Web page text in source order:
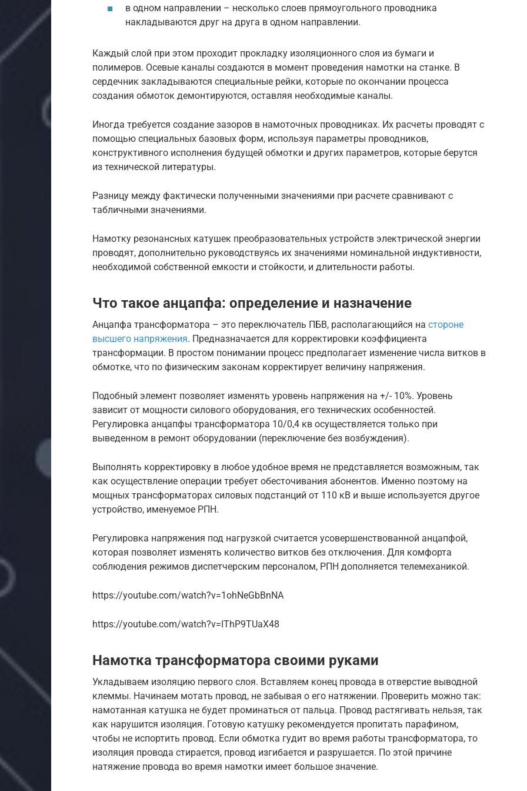
в одном направлении – несколько слоев прямоугольного проводника
накладываются друг на друга в одном направлении.
Каждый слой при этом проходит прокладку изоляционного слоя из бумаги и
полимеров. Осевые каналы создаются в момент проведения намотки на станке. В
сердечник закладываются специальные рейки, которые по окончании процесса
создания обмоток демонтируются, оставляя необходимые каналы.
Иногда требуется создание зазоров в намоточных проводниках. Их расчеты проводят с
помощью специальных базовых форм, используя параметры проводников,
конструктивного исполнения будущей обмотки и других параметров, которые берутся
из технической литературы.
Разницу между фактически полученными значениями при расчете сравнивают с
табличными значениями.
Намотку резонансных катушек преобразовательных устройств электрической энергии
проводят, дополнительно руководствуясь их значениями номинальной индуктивности,
необходимой собственной емкости и стойкости, и длительности работы.
Что такое анцапфа: определение и назначение
Анцапфа трансформатора – это переключатель ПБВ, располагающийся на стороне
высшего напряжения. Предназначается для корректировки коэффициента
трансформации. В простом понимании процесс предполагает изменение числа витков в
обмотке, что по физическим законам корректирует величину напряжения.
Подобный элемент позволяет изменять уровень напряжения на +/- 10%. Уровень
зависит от мощности силового оборудования, его технических особенностей.
Регулировка анцапфы трансформатора 10/0,4 кв осуществляется только при
выведенном в ремонт оборудовании (переключение без возбуждения).
Выполнять корректировку в любое удобное время не представляется возможным, так
как осуществление операции требует обесточивания абонентов. Именно поэтому на
мощных трансформаторах силовых подстанций от 110 кВ и выше используется другое
устройство, именуемое РПН.
Регулировка напряжения под нагрузкой считается усовершенствованной анцапфой,
которая позволяет изменять количество витков без отключения. Для комфорта
соблюдения режимов диспетчерским персоналом, РПН дополняется телемеханикой.
https://youtube.com/watch?v=1ohNeGbBnNA
https://youtube.com/watch?v=IThP9TUaX48
Намотка трансформатора своими руками
Укладываем изоляцию первого слоя. Вставляем конец провода в отверстие выводной
клеммы. Начинаем мотать провод, не забывая о его натяжении. Проверить можно так:
намотанная катушка не будет проминаться от пальца. Провод растягивать нельзя, так
как нарушится изоляция. Готовую катушку рекомендуется пропитать парафином,
чтобы не испортить провод. Если обмотка гудит во время работы трансформатора, то
изоляция провода стирается, провод изгибается и разрушается. По этой причине
натяжение провода во время намотки имеет большое значение.